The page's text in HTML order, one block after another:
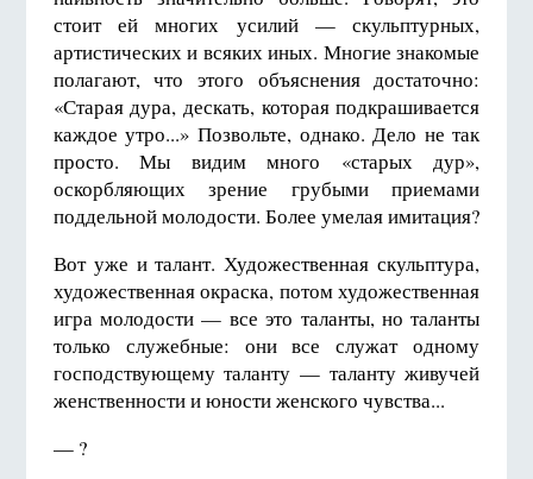
стоит ей многих усилий — скульптурных,
артистических и всяких иных. Многие знакомые
полагают, что этого объяснения достаточно:
«Старая дура, дескать, которая подкрашивается
каждое утро...» Позвольте, однако. Дело не так
просто. Мы видим много «старых дур»,
оскорбляющих зрение грубыми приемами
поддельной молодости. Более умелая имитация?
Вот уже и талант. Художественная скульптура,
художественная окраска, потом художественная
игра молодости — все это таланты, но таланты
только служебные: они все служат одному
господствующему таланту — таланту живучей
женственности и юности женского чувства...
— ?